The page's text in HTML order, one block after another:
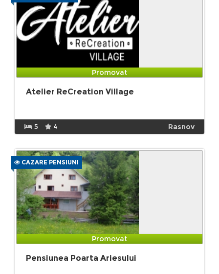
Promovat
Atelier ReCreation Village
5 4 Rasnov
CAZARE PENSIUNI
Promovat
Pensiunea Poarta Ariesului